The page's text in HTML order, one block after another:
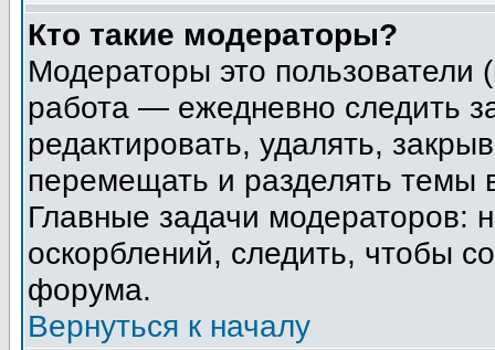
Кто такие модераторы?
Модераторы это пользователи
работа — ежедневно следить
редактировать, удалять,
перемещать и разделять темы
Главные задачи модераторов:
оскорблений, следить, чтобы
форума.
Вернуться к началу